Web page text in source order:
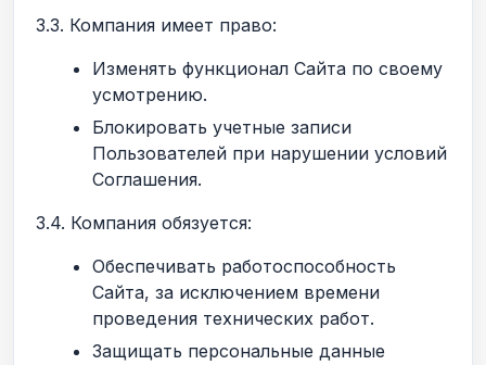
3.3. Компания имеет право:
Изменять функционал Сайта по своему
усмотрению.
Блокировать учетные записи
Пользователей при нарушении условий
Соглашения.
3.4. Компания обязуется:
Обеспечивать работоспособность
Сайта, за исключением времени
проведения технических работ.
Защищать персональные данные